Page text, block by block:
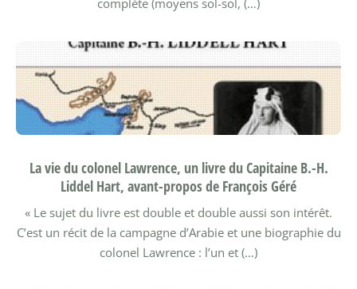
La vie du colonel Lawrence, un livre du Capitaine B.-H.
Liddel Hart, avant-propos de François Géré
« Le sujet du livre est double et double aussi son intérêt.
C’est un récit de la campagne d’Arabie et une biographie du
colonel Lawrence : l’un et (…)